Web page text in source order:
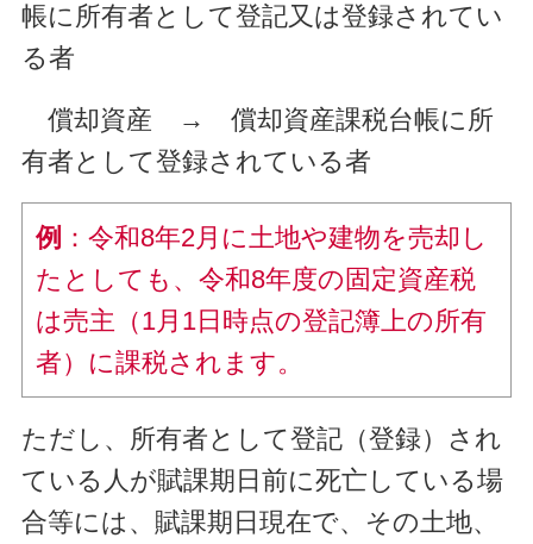
帳に所有者として登記又は登録されてい
る者
償却資産 → 償却資産課税台帳に所
有者として登録されている者
例 ：令和8年2月に土地や建物を売却し
たとしても、令和8年度の固定資産税
は売主（1月1日時点の登記簿上の所有
者）に課税されます。
ただし、所有者として登記（登録）され
ている人が賦課期日前に死亡している場
合等には、賦課期日現在で、その土地、